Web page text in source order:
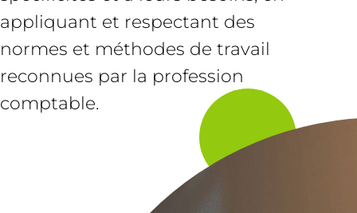
appliquant et respectant des
normes et méthodes de travail
reconnues par la profession
comptable.